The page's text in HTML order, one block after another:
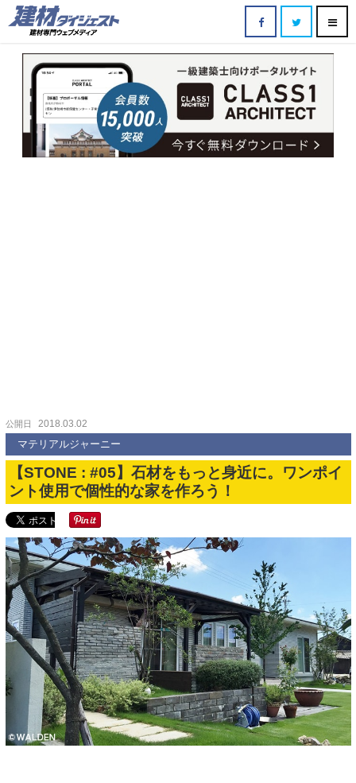
公開日 2018.03.02
マテリアルジャーニー
【STONE : #05】石材をもっと身近に。ワンポイ
ント使用で個性的な家を作ろう！